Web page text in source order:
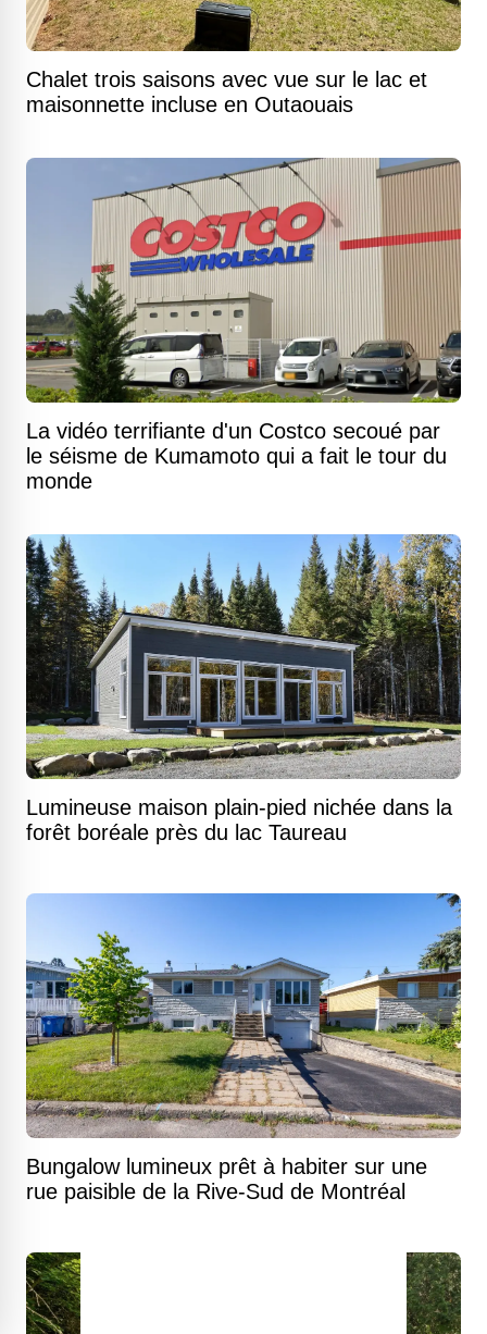
Chalet trois saisons avec vue sur le lac et
maisonnette incluse en Outaouais
La vidéo terrifiante d'un Costco secoué par
le séisme de Kumamoto qui a fait le tour du
monde
Lumineuse maison plain-pied nichée dans la
forêt boréale près du lac Taureau
Bungalow lumineux prêt à habiter sur une
rue paisible de la Rive-Sud de Montréal